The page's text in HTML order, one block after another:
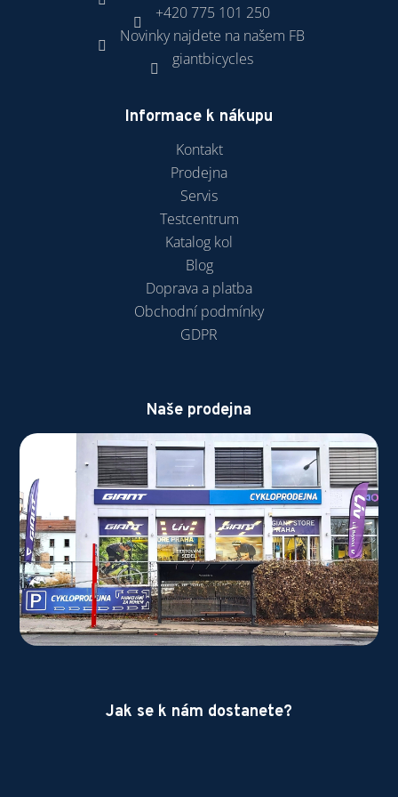
+420 775 101 250
Novinky najdete na našem FB
giantbicycles
Informace k nákupu
Kontakt
Prodejna
Servis
Testcentrum
Katalog kol
Blog
Doprava a platba
Obchodní podmínky
GDPR
Naše prodejna
Jak se k nám dostanete?